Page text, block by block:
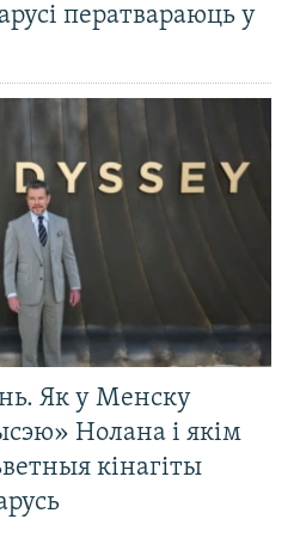
ператвараюць у
Як у Менску
Нолана і якім
кінагіты